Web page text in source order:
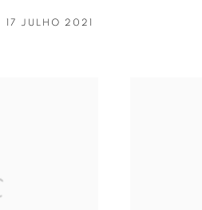
17 JULHO 2021